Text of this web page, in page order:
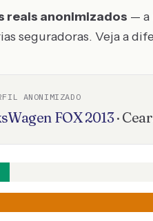
reais anonimizados — a
seguradoras. Veja a
ANONIMIZADO
FOX2013·